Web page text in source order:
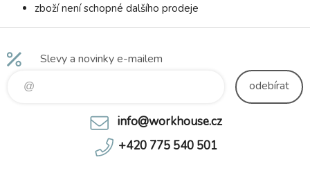
zboží není schopné dalšího prodeje
Slevy a novinky e-mailem
odebírat
info@workhouse.cz
+420 775 540 501